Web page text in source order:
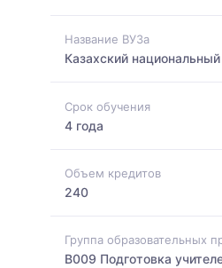
Название ВУЗа
Казахский
Срок обучения
4 года
Объем кредитов
240
Группа образовательных
B009 Подготовка